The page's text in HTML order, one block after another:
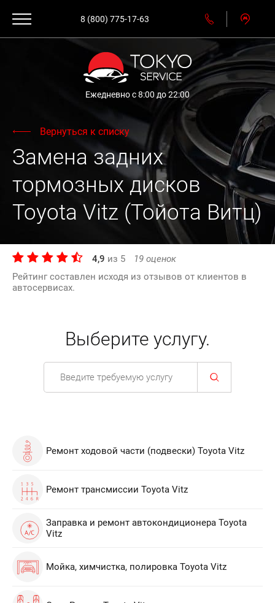
8 (800) 775-17-63
Ежедневно с 8:00 до 22:00
Вернуться к списку
Замена задних
тормозных дисков
Toyota Vitz (Тойота Витц)
4,9 из 5 19 оценок
Рейтинг составлен исходя из отзывов от клиентов в
автосервисах.
Выберите услугу.
Ремонт ходовой части (подвески) Toyota Vitz
Ремонт трансмиссии Toyota Vitz
Заправка и ремонт автокондиционера Toyota
Vitz
Мойка, химчистка, полировка Toyota Vitz